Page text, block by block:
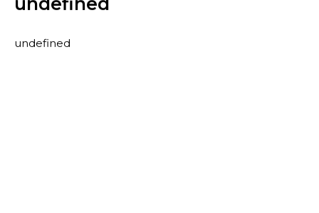
* Primes et pénalités appliquées au produit :
rubrique les primes et pénalités déclarées à ECOMAISON et CITEO (Eco
undefined